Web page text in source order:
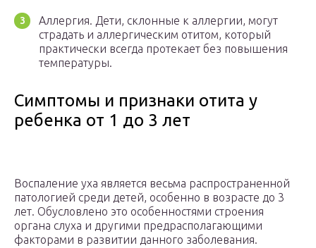
Аллергия. Дети, склонные к аллергии, могут
страдать и аллергическим отитом, который
практически всегда протекает без повышения
температуры.
Симптомы и признаки отита у
ребенка от 1 до 3 лет
Воспаление уха является весьма распространенной
патологией среди детей, особенно в возрасте до 3
лет. Обусловлено это особенностями строения
органа слуха и другими предрасполагающими
факторами в развитии данного заболевания.